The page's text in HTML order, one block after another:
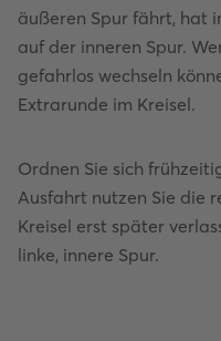
äußeren Spur fährt, hat
auf der inneren Spur.
gefahrlos wechseln
Extrarunde im Kreisel.
Ordnen Sie sich
Ausfahrt nutzen Sie die
Kreisel erst später
linke, innere Spur.